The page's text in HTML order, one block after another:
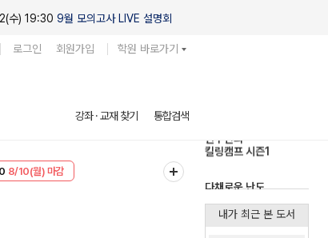
수) 19:30 9월 모의고사 LIVE 설명회
로그인 회원가입 학원 바로가기
강좌 · 교재 찾기 통합검색
8/10(월) 마감
다채로운 난도
내가 최근 본 도서